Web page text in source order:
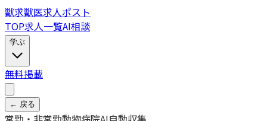
獣求獣医求人ポスト
TOP求人一覧AI相談
学ぶ
無料掲載
← 戻る